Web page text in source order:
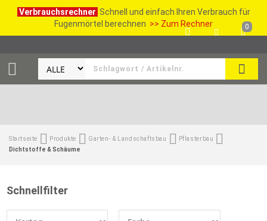
Verbrauchsrechner Schnell und einfach Ihren Verbrauch für
Fugenmörtel berechnen >> Zum Rechner
SUCHE
0
Startseite Produkte Garten- & Landschaftsbau
Pflasterbau
Dichtstoffe & Schäume
Schnellfilter